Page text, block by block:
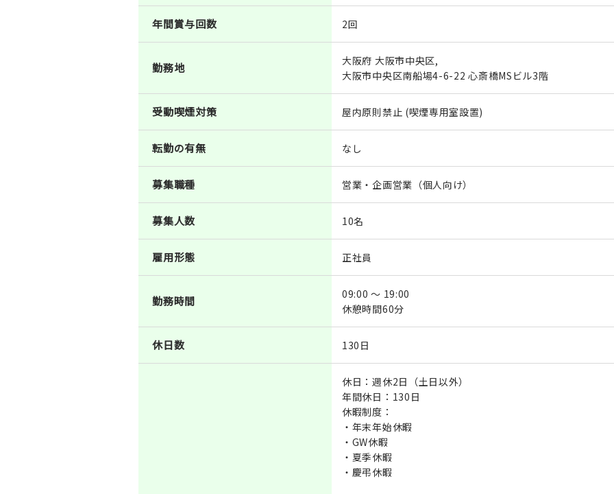
年間賞与回数 2回
勤務地
大阪府 大阪市中央区,
大阪市中央区南船場4-6-22 心斎橋MSビル3階
受動喫煙対策 屋内原則禁止 (喫煙専用室設置)
転勤の有無 なし
募集職種 営業・企画営業（個人向け）
募集人数 10名
雇用形態 正社員
勤務時間
09:00 ～ 19:00
休憩時間60分
休日数 130日
休日：週休2日（土日以外）
年間休日：130日
休暇制度：
・年末年始休暇
・GW休暇
・夏季休暇
・慶弔休暇